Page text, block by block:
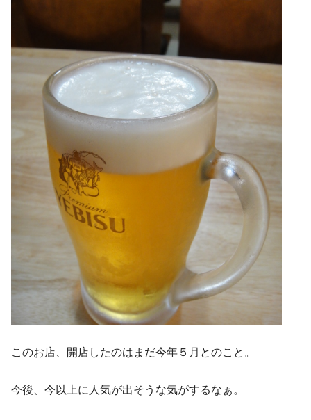
このお店、開店したのはまだ今年５月とのこと。
今後、今以上に人気が出そうな気がするなぁ。